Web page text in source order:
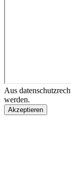
Aus
werden.
Akzeptieren